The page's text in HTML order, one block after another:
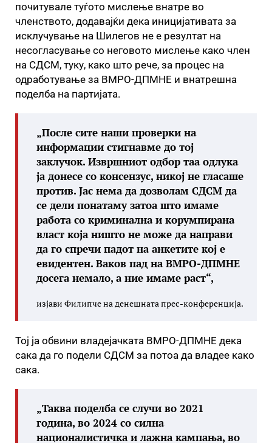
почитувале туѓото мислење внатре во
членството, додавајќи дека иницијативата за
исклучување на Шилегов не е резултат на
несогласување со неговото мислење како член
на СДСМ, туку, како што рече, за процес на
одработување за ВМРО-ДПМНЕ и внатрешна
поделба на партијата.
„После сите наши проверки на
информации стигнавме до тој
заклучок. Извршниот одбор таа одлука
ја донесе со консензус, никој не гласаше
против. Јас нема да дозволам СДСМ да
се дели понатаму затоа што имаме
работа со криминална и корумпирана
власт која ништо не може да направи
да го спречи падот на анкетите кој е
евидентен. Ваков пад на ВМРО-ДПМНЕ
досега немало, а ние имаме раст“,
изјави Филипче на денешната прес-конференција.
Тој ја обвини владејачката ВМРО-ДПМНЕ дека
сака да го подели СДСМ за потоа да владее како
сака.
„Таква поделба се случи во 2021
година, во 2024 со силна
националистичка и лажна кампања, во